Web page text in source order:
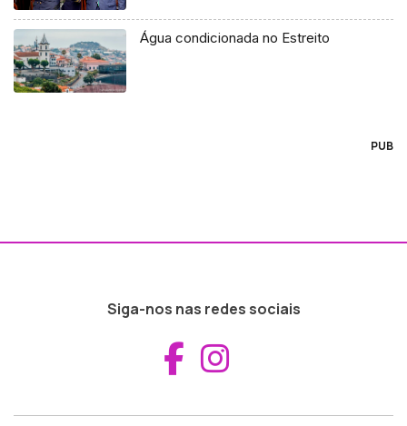
Água condicionada no Estreito
PUB
Siga-nos nas redes sociais
Aceder ao